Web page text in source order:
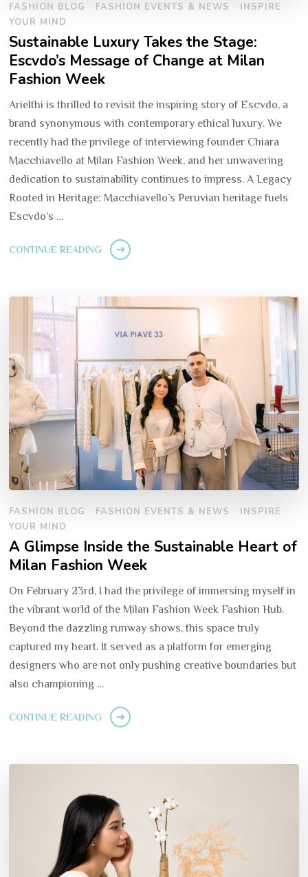
FASHION BLOG FASHION EVENTS & NEWS
INSPIRE
YOUR MIND
Sustainable Luxury Takes the Stage:
Escvdo’s Message of Change at Milan
Fashion Week
Arielthi is thrilled to revisit the inspiring story of Escvdo, a
brand synonymous with contemporary ethical luxury. We
recently had the privilege of interviewing founder Chiara
Macchiavello at Milan Fashion Week, and her unwavering
dedication to sustainability continues to impress. A Legacy
Rooted in Heritage: Macchiavello’s Peruvian heritage fuels
Escvdo’s …
CONTINUE READING
FASHION BLOG FASHION EVENTS & NEWS
INSPIRE
YOUR MIND
A Glimpse Inside the Sustainable Heart of
Milan Fashion Week
On February 23rd, I had the privilege of immersing myself in
the vibrant world of the Milan Fashion Week Fashion Hub.
Beyond the dazzling runway shows, this space truly
captured my heart. It served as a platform for emerging
designers who are not only pushing creative boundaries but
also championing …
CONTINUE READING